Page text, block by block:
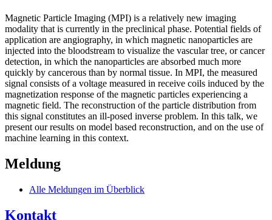
Magnetic Particle Imaging (MPI) is a relatively new imaging
modality that is currently in the preclinical phase. Potential fields of
application are angiography, in which magnetic nanoparticles are
injected into the bloodstream to visualize the vascular tree, or cancer
detection, in which the nanoparticles are absorbed much more
quickly by cancerous than by normal tissue. In MPI, the measured
signal consists of a voltage measured in receive coils induced by the
magnetization response of the magnetic particles experiencing a
magnetic field. The reconstruction of the particle distribution from
this signal constitutes an ill-posed inverse problem. In this talk, we
present our results on model based reconstruction, and on the use of
machine learning in this context.
Meldung
Alle Meldungen im Überblick
Kontakt